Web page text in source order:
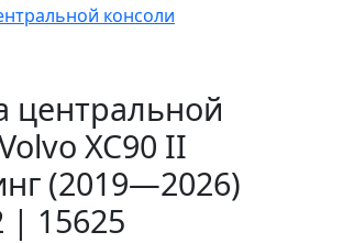
консоли
центральной
XC90 II
(2019—2026)
| 15625